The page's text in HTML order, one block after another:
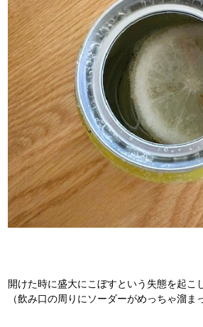
開けた時に盛大にこぼすという失態を起こ
（飲み口の周りにソーダーがめっちゃ溜ま